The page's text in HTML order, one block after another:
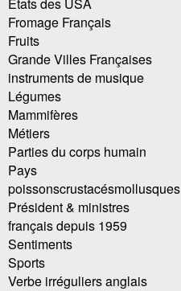
Fromage Français
Fruits
Grande Villes Françaises
instruments de musique
Légumes
Mammifères
Métiers
Parties du corps humain
Pays
poissonscrustacésmollusques
Président & ministres
français depuis 1959
Sentiments
Sports
Verbe irréguliers anglais